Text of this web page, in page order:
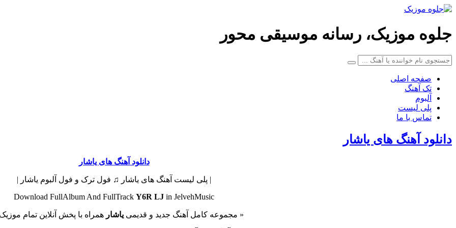
جلوه موزیک، رسانه موسیقی محور
صفحه اصلی
تک آهنگ
آلبوم
پلی لیست
تماس با ما
دانلود آهنگ های یاشار
دانلود آهنگ های یاشار
| پلی لیست آهنگ های یاشار ♫ فول ترک و فول آلبوم یاشار |
Download FullAlbum And FullTrack Y6R LJ in JelvehMusic
« مجموعه کامل آهنگ جدید و قدیمی یاشار همراه با پخش آنلاین تمام